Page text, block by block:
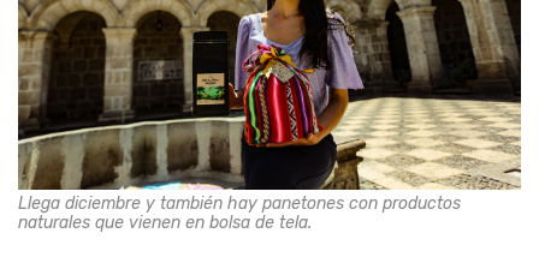
Llega diciembre y también hay panetones con productos
naturales que vienen en bolsa de tela.